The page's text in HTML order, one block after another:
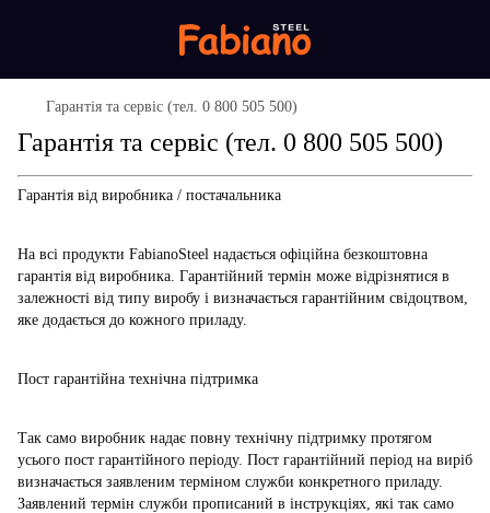
Гарантія та сервіс (тел. 0 800 505 500)
Гарантія та сервіс (тел. 0 800 505 500)
Гарантія від виробника / постачальника
На всі продукти FabianoSteel надається офіційна безкоштовна
гарантія від виробника. Гарантійний термін може відрізнятися в
залежності від типу виробу і визначається гарантійним свідоцтвом,
яке додається до кожного приладу.
Пост гарантійна технічна підтримка
Так само виробник надає повну технічну підтримку протягом
усього пост гарантійного періоду. Пост гарантійний період на виріб
визначається заявленим терміном служби конкретного приладу.
Заявлений термін служби прописаний в інструкціях, які так само